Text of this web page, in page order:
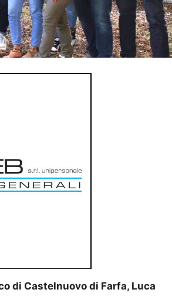
di Castelnuovo di Farfa, Luca